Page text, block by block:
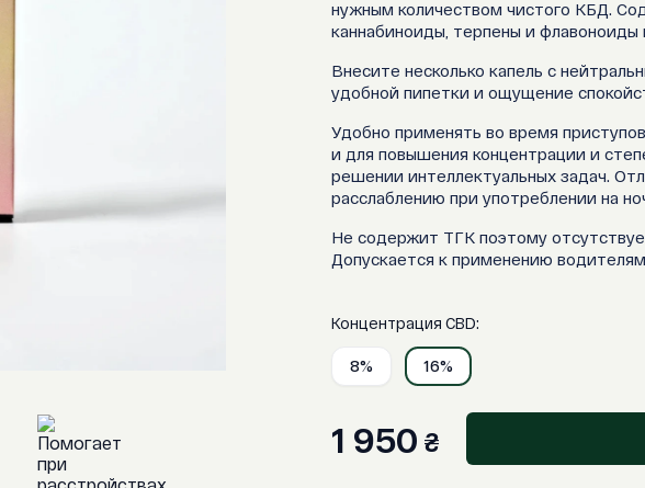
нужным количеством чистого КБД.
каннабиноиды, терпены и флавоноиды
Внесите несколько капель с
удобной пипетки и ощущение
Удобно применять во время
и для повышения концентрации и
решении интеллектуальных задач.
расслаблению при употреблении на
Не содержит ТГК поэтому
Допускается к применению
Концентрация СBD:
8% 16%
1 950 ₴